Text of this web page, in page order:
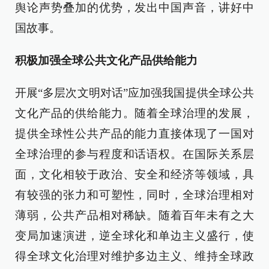
舆论声势叠加的优势，发出中国声音，讲好中
国故事。
积极加强全球公共文化产品供给能力
开展“多层次文明对话”应加强我国提供全球公共
文化产品的供给能力。随着全球治理的发展，
提供全球性公共产品的能力直接体现了一国对
全球治理的参与程度和话语权。在国际关系层
面，文化相较于政治、安全和经济等领域，具
有较强的张力和可塑性，同时，全球治理相对
薄弱，公共产品相对稀缺。随着百年未有之大
变局加速演进，逆全球化和单边主义盛行，使
得全球文化治理对维护多边主义、维持全球政